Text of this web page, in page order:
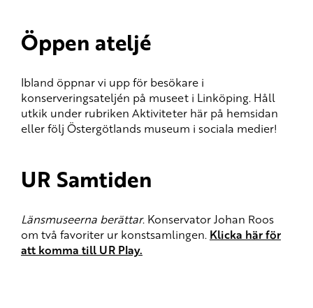
Öppen ateljé
Ibland öppnar vi upp för besökare i
konserveringsateljén på museet i Linköping. Håll
utkik under rubriken Aktiviteter här på hemsidan
eller följ Östergötlands museum i sociala medier!
UR Samtiden
Länsmuseerna berättar. Konservator Johan Roos
om två favoriter ur konstsamlingen. Klicka här för
att komma till UR Play.